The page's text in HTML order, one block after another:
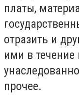
платы,
отразить и
ими в течение
прочее.